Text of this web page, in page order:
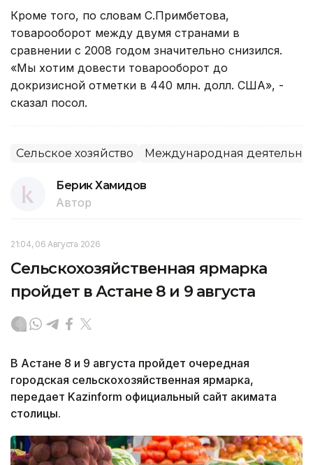
Кроме того, по словам С.Примбетова,
товарооборот между двумя странами в
сравнении с 2008 годом значительно снизился.
«Мы хотим довести товарооборот до
докризисной отметки в 440 млн. долл. США», -
сказал посол.
Сельское хозяйство Международная
Берик Хамидов
Автор
21:04, 06 Августа 2026
Сельскохозяйственная ярмарка
пройдет в Астане 8 и 9 августа
В Астане 8 и 9 августа пройдет очередная
городская сельскохозяйственная ярмарка,
передает Kazinform официальный сайт акимата
столицы.